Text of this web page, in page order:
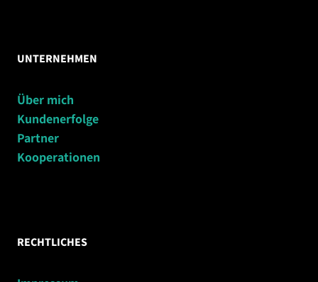
UNTERNEHMEN
Über mich
Kundenerfolge
Partner
Kooperationen
RECHTLICHES